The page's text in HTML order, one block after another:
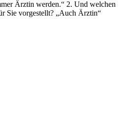
Ärztin werden.“ 2. Und welchen
Sie vorgestellt? „Auch Ärztin“